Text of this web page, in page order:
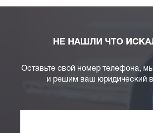
НЕ НАШЛИ ЧТО
Оставьте свой номер телефона,
и решим ваш юридический